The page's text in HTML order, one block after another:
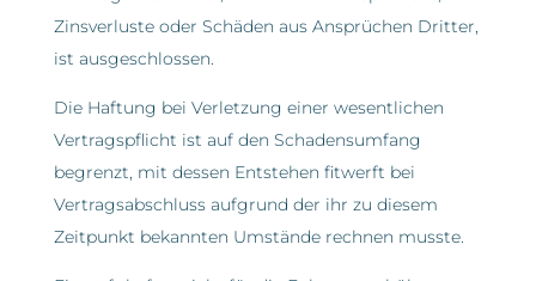
Zinsverluste oder Schäden aus Ansprüchen Dritter,
ist ausgeschlossen.
Die Haftung bei Verletzung einer wesentlichen
Vertragspflicht ist auf den Schadensumfang
begrenzt, mit dessen Entstehen fitwerft bei
Vertragsabschluss aufgrund der ihr zu diesem
Zeitpunkt bekannten Umstände rechnen musste.